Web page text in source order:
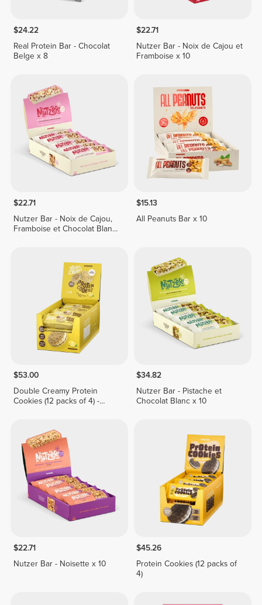
$24.22
Real Protein Bar - Chocolat
Belge x 8
$22.71
Nutzer Bar - Noix de Cajou et
Framboise x 10
$22.71
Nutzer Bar - Noix de Cajou,
Framboise et Chocolat Blanc
$15.13
All Peanuts Bar x 10
$53.00
Double Creamy Protein
Cookies (12 packs of 4) -
$34.82
Nutzer Bar - Pistache et
Chocolat Blanc x 10
$22.71
Nutzer Bar - Noisette x 10
$45.26
Protein Cookies (12 packs of
4)